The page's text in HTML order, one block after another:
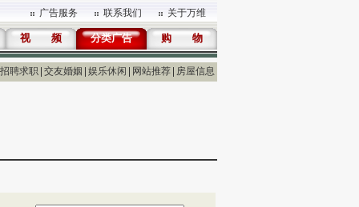
广告服务 联系我们 关于万维
视 频 分类广告 购 物
招聘求职 交友婚姻 娱乐休闲 网站推荐 房屋信息